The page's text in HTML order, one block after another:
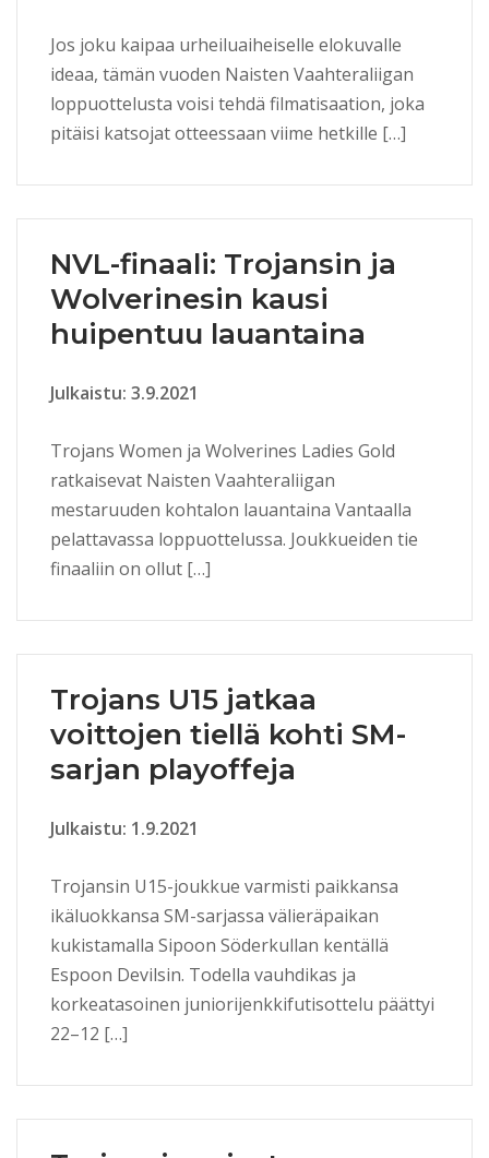
Jos joku kaipaa urheiluaiheiselle elokuvalle
ideaa, tämän vuoden Naisten Vaahteraliigan
loppuottelusta voisi tehdä filmatisaation, joka
pitäisi katsojat otteessaan viime hetkille […]
NVL-finaali: Trojansin ja
Wolverinesin kausi
huipentuu lauantaina
Julkaistu: 3.9.2021
Trojans Women ja Wolverines Ladies Gold
ratkaisevat Naisten Vaahteraliigan
mestaruuden kohtalon lauantaina Vantaalla
pelattavassa loppuottelussa. Joukkueiden tie
finaaliin on ollut […]
Trojans U15 jatkaa
voittojen tiellä kohti SM-
sarjan playoffeja
Julkaistu: 1.9.2021
Trojansin U15-joukkue varmisti paikkansa
ikäluokkansa SM-sarjassa välieräpaikan
kukistamalla Sipoon Söderkullan kentällä
Espoon Devilsin. Todella vauhdikas ja
korkeatasoinen juniorijenkkifutisottelu päättyi
22–12 […]